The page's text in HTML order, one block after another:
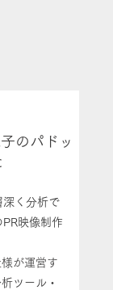
のパドッ
深く分析で
映像制作
が運営す
ツール・